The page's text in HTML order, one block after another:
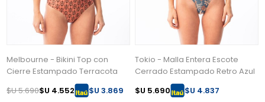
Melbourne - Bikini Top con
Cierre Estampado Terracota
$U 5.690$U 4.552 $U 3.869
Tokio - Malla Entera Escote
Cerrado Estampado Retro Azul
$U 5.690
$U 4.837